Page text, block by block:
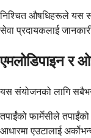
निश्चित औषधिहरूले यस
सेवा प्रदायकलाई
एमलोडिपाइन र
यस संयोजनको लागि
तपाईंको फार्मेसीले
आधारमा एउटालाई